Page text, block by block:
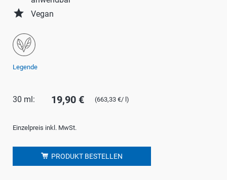
grade Vegan
Legende
30 ml: 19,90 € (663,33 €/ l)
Einzelpreis inkl. MwSt.
PRODUKT BESTELLEN